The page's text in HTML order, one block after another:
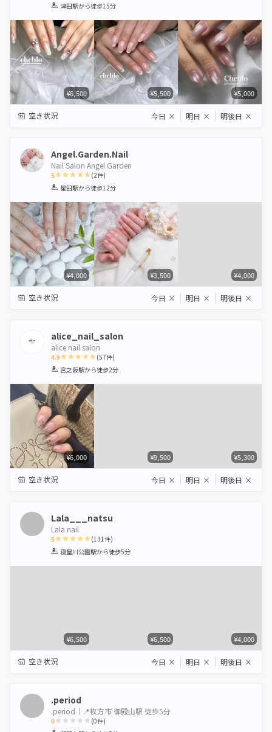
1 2 3 4 5
津田駅から徒歩15分
¥6,500 ¥5,500 ¥5,000
空き状況 今日 × 明日 × 明後日 ×
Angel.Garden.Nail
Nail Salon Angel Garden
5
1 2 3 4 5
(2件)
星田駅から徒歩12分
¥4,000 ¥3,500 ¥4,000
空き状況 今日 × 明日 × 明後日 ×
alice_nail_salon
alice nail salon
4.9
1 2 3 4 5
(57件)
宮之阪駅から徒歩2分
¥6,000 ¥9,500 ¥5,300
空き状況 今日 × 明日 × 明後日 ×
Lala___natsu
Lala nail
5
1 2 3 4 5
(131件)
寝屋川公園駅から徒歩5分
¥6,500 ¥6,500 ¥4,000
空き状況 今日 × 明日 × 明後日 ×
.period
.period｜📍枚方市 御殿山駅 徒歩5分
0 (0件)